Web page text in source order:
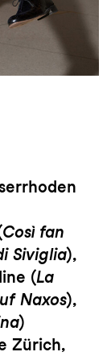
Così fan
Siviglia),
(La
Naxos),
)
Zürich,